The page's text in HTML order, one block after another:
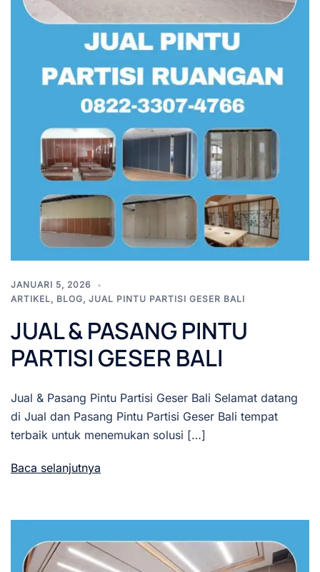
JANUARI 5, 2026
ARTIKEL, BLOG, JUAL PINTU PARTISI GESER BALI
JUAL & PASANG PINTU
PARTISI GESER BALI
Jual & Pasang Pintu Partisi Geser Bali Selamat datang
di Jual dan Pasang Pintu Partisi Geser Bali tempat
terbaik untuk menemukan solusi […]
Baca selanjutnya